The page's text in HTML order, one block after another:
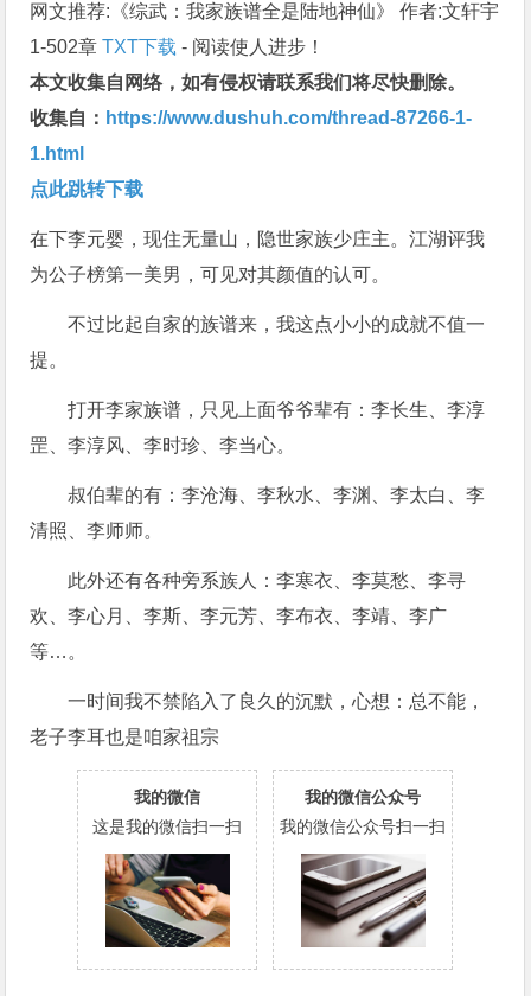
网文推荐:《综武：我家族谱全是陆地神仙》 作者:文轩宇
1-502章TXT下载 - 阅读使人进步！
本文收集自网络，如有侵权请联系我们将尽快删除。
收集自： https://www.dushuh.com/thread-87266-1-
1.html
点此跳转下载
在下李元婴，现住无量山，隐世家族少庄主。江湖评我
为公子榜第一美男，可见对其颜值的认可。
不过比起自家的族谱来，我这点小小的成就不值一
提。
打开李家族谱，只见上面爷爷辈有：李长生、李淳
罡、李淳风、李时珍、李当心。
叔伯辈的有：李沧海、李秋水、李渊、李太白、李
清照、李师师。
此外还有各种旁系族人：李寒衣、李莫愁、李寻
欢、李心月、李斯、李元芳、李布衣、李靖、李广
等…。
一时间我不禁陷入了良久的沉默，心想：总不能，
老子李耳也是咱家祖宗
我的微信
这是我的微信扫一扫
我的微信公众号
我的微信公众号扫一扫